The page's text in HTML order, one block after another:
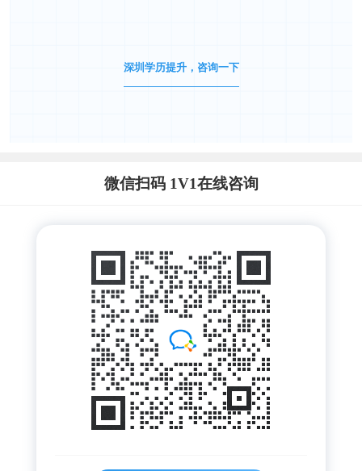
深圳学历提升，咨询一下
微信扫码 1V1在线咨询